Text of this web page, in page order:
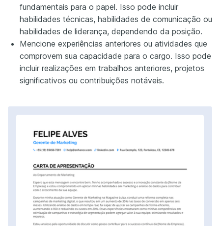
fundamentais para o papel. Isso pode incluir
habilidades técnicas, habilidades de comunicação ou
habilidades de liderança, dependendo da posição.
Mencione experiências anteriores ou atividades que
comprovem sua capacidade para o cargo. Isso pode
incluir realizações em trabalhos anteriores, projetos
significativos ou contribuições notáveis.